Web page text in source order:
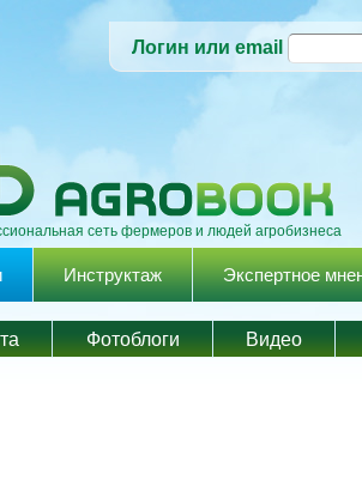
Логин или email
сеть фермеров и людей агробизнеса
меню
Инструктаж Экспертное
Фотоблоги Видео